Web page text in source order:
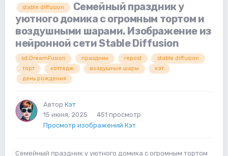
stable diffusion
Семейный праздник у
уютного домика с огромным тортом и
воздушными шарами. Изображение из
нейронной сети Stable Diffusion
sd.DreamFusion праздник repost
stable diffusion
торт
коттедж воздушные шары
кэт
день рождения
Автор Кэт
15 июня, 2025
451 просмотр
Просмотр изображений Кэт
Семейный праздник у уютного домика с огромным тортом